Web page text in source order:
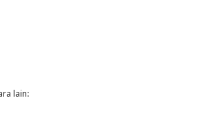
lain: